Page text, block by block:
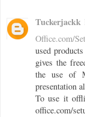
Tuckerjackk
Office.com/
used
gives the
the use of
presentation
To use it
office.com/